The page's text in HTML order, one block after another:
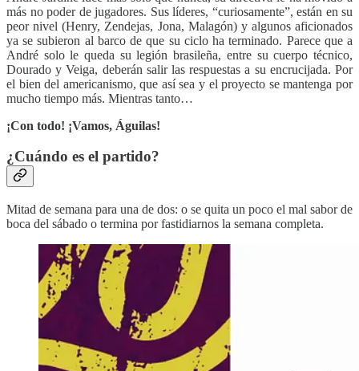
más no poder de jugadores. Sus líderes, “curiosamente”, están en su
peor nivel (Henry, Zendejas, Jona, Malagón) y algunos aficionados
ya se subieron al barco de que su ciclo ha terminado. Parece que a
André solo le queda su legión brasileña, entre su cuerpo técnico,
Dourado y Veiga, deberán salir las respuestas a su encrucijada. Por
el bien del americanismo, que así sea y el proyecto se mantenga por
mucho tiempo más. Mientras tanto…
¡Con todo! ¡Vamos, Águilas!
¿Cuándo es el partido?
Mitad de semana para una de dos: o se quita un poco el mal sabor de
boca del sábado o termina por fastidiarnos la semana completa.